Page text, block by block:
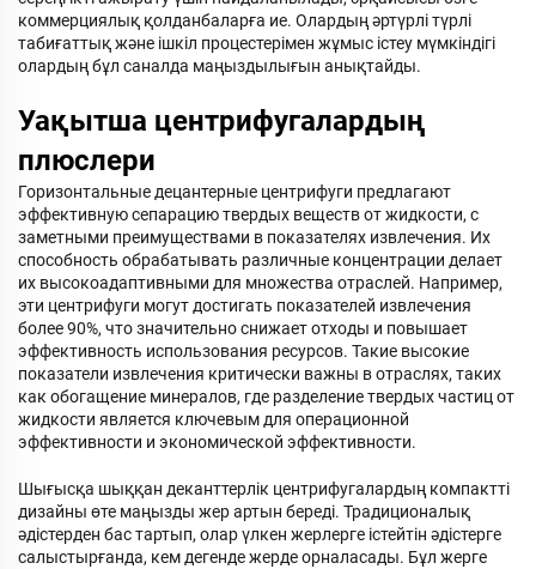
коммерциялық қолданбаларға ие. Олардың әртүрлі түрлі
табиғаттық және ішкіл процестерімен жұмыс істеу мүмкіндігі
олардың бұл саналда маңыздылығын анықтайды.
Уақытша центрифугалардың
плюслери
Горизонтальные децантерные центрифуги предлагают
эффективную сепарацию твердых веществ от жидкости, с
заметными преимуществами в показателях извлечения. Их
способность обрабатывать различные концентрации делает
их высокоадаптивными для множества отраслей. Например,
эти центрифуги могут достигать показателей извлечения
более 90%, что значительно снижает отходы и повышает
эффективность использования ресурсов. Такие высокие
показатели извлечения критически важны в отраслях, таких
как обогащение минералов, где разделение твердых частиц от
жидкости является ключевым для операционной
эффективности и экономической эффективности.
Шығысқа шыққан деканттерлік центрифугалардың компактті
дизайны өте маңызды жер артын береді. Традиционалық
әдістерден бас тартып, олар үлкен жерлерге істейтін әдістерге
салыстырғанда, кем дегенде жерде орналасады. Бұл жерге